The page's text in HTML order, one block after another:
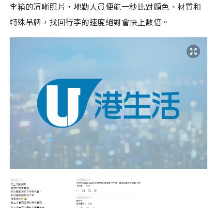
李箱的清晰照片，地勤人員便能一秒比對顏色、材質和
特殊吊牌，找回行李的速度絕對會快上數倍。